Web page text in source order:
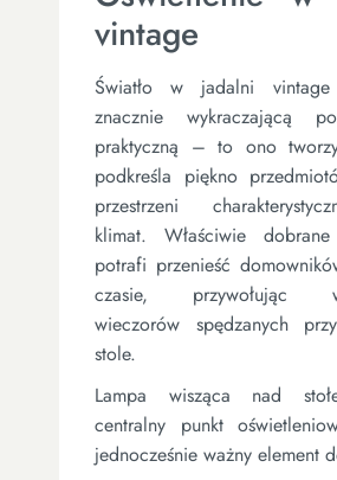
vintage
Światło w jadalni
znacznie wykraczającą
praktyczną – to ono
podkreśla piękno
przestrzeni
klimat. Właściwie
potrafi przenieść
czasie, przywołując
wieczorów spędzanych
stole.
Lampa wisząca nad
centralny punkt
jednocześnie ważny element